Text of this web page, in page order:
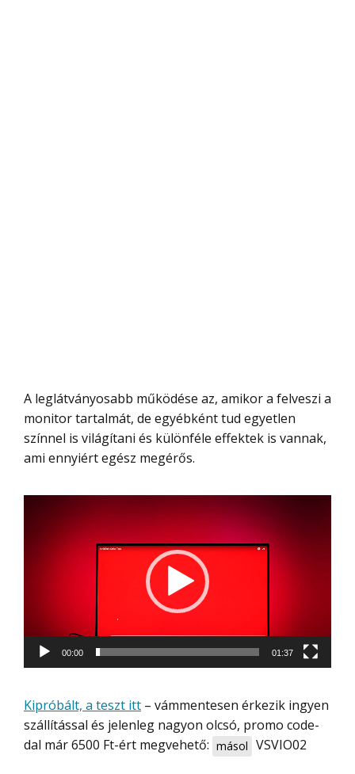
A leglátványosabb működése az, amikor a felveszi a
monitor tartalmát, de egyébként tud egyetlen
színnel is világítani és különféle effektek is vannak,
ami ennyiért egész megérős.
00:00 01:37
Kipróbált, a teszt itt – vámmentesen érkezik ingyen
szállítással és jelenleg nagyon olcsó, promo code-
dal már 6500 Ft-ért megvehető: másol VSVIO02